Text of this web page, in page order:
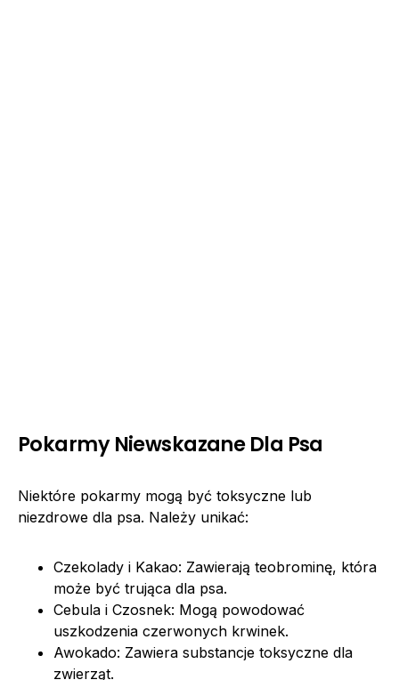
Pokarmy Niewskazane Dla Psa
Niektóre pokarmy mogą być toksyczne lub
niezdrowe dla psa. Należy unikać:
Czekolady i Kakao: Zawierają teobrominę, która
może być trująca dla psa.
Cebula i Czosnek: Mogą powodować
uszkodzenia czerwonych krwinek.
Awokado: Zawiera substancje toksyczne dla
zwierząt.